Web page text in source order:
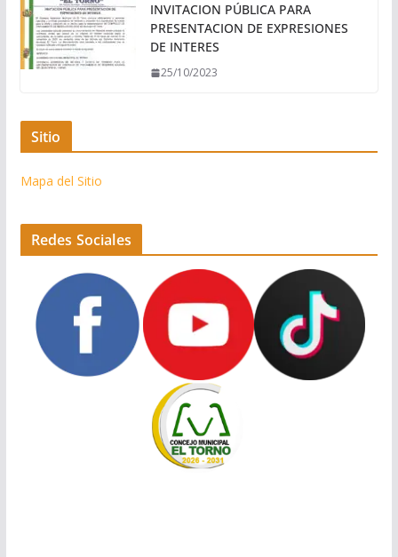
INVITACION PÚBLICA PARA
PRESENTACION DE EXPRESIONES
DE INTERES
25/10/2023
Sitio
Mapa del Sitio
Redes Sociales